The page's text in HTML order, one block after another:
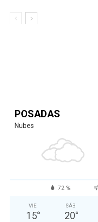
POSADAS
Nubes
72 %
VIE
15°
SÁB
20°